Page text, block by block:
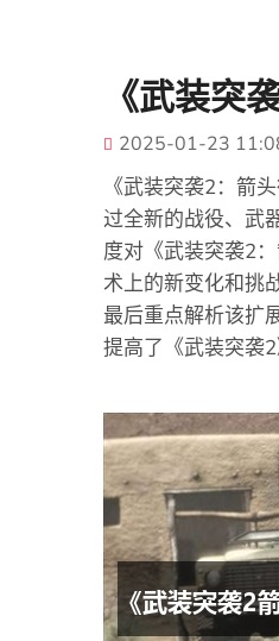
《武装突
2025-01-23
《武装突袭2：箭
过全新的战役、武
度对《武装突袭2
术上的新变化和挑
最后重点解析该扩
提高了《武装突袭